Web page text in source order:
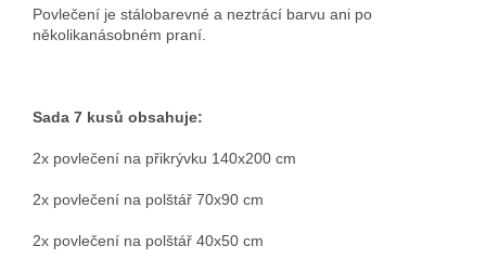
Povlečení je stálobarevné a neztrácí barvu ani po
několikanásobném praní.
Sada 7 kusů obsahuje:
2x povlečení na přikrývku 140x200 cm
2x povlečení na polštář 70x90 cm
2x povlečení na polštář 40x50 cm